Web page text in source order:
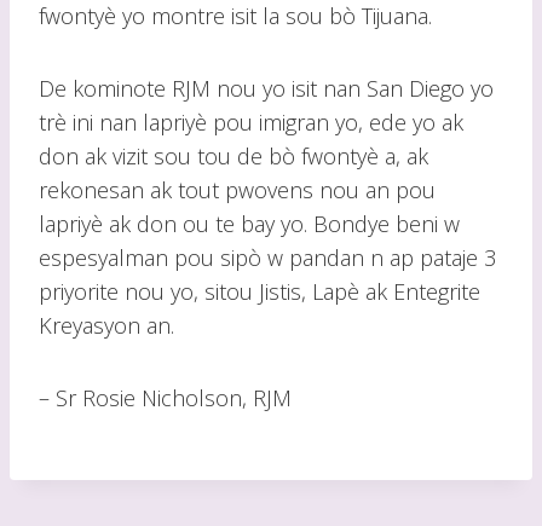
fwontyè yo montre isit la sou bò Tijuana.
De kominote RJM nou yo isit nan San Diego yo
trè ini nan lapriyè pou imigran yo, ede yo ak
don ak vizit sou tou de bò fwontyè a, ak
rekonesan ak tout pwovens nou an pou
lapriyè ak don ou te bay yo. Bondye beni w
espesyalman pou sipò w pandan n ap pataje 3
priyorite nou yo, sitou Jistis, Lapè ak Entegrite
Kreyasyon an.
– Sr Rosie Nicholson, RJM